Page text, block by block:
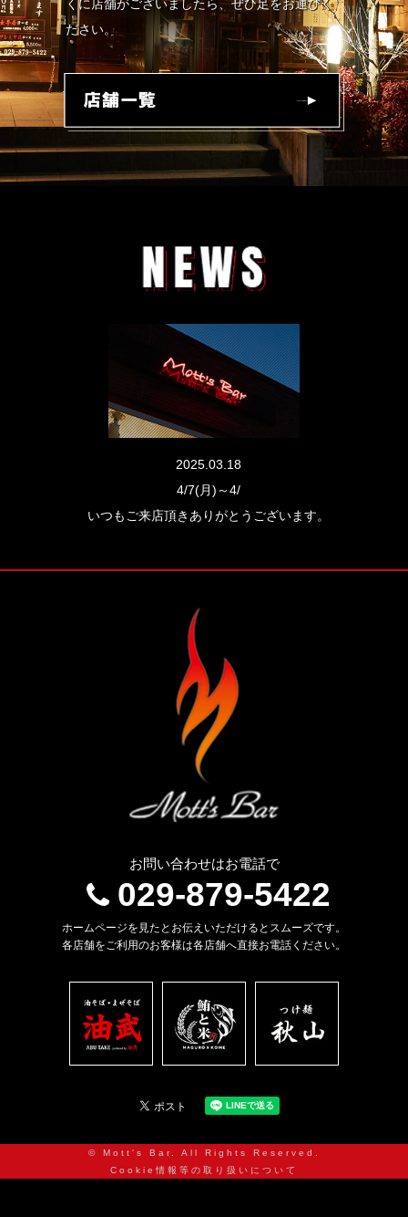
くに店舗がございましたら、ぜひ足をお運びく
ださい。
2025.03.18
4/7(月)～4/
いつもご来店頂きありがとうございます。
お問い合わせはお電話で
029-879-5422
ホームページを見たとお伝えいただけるとスムーズです。
各店舗をご利用のお客様は各店舗へ直接お電話ください。
© Mott's Bar. All Rights Reserved.
Cookie情報等の取り扱いについて